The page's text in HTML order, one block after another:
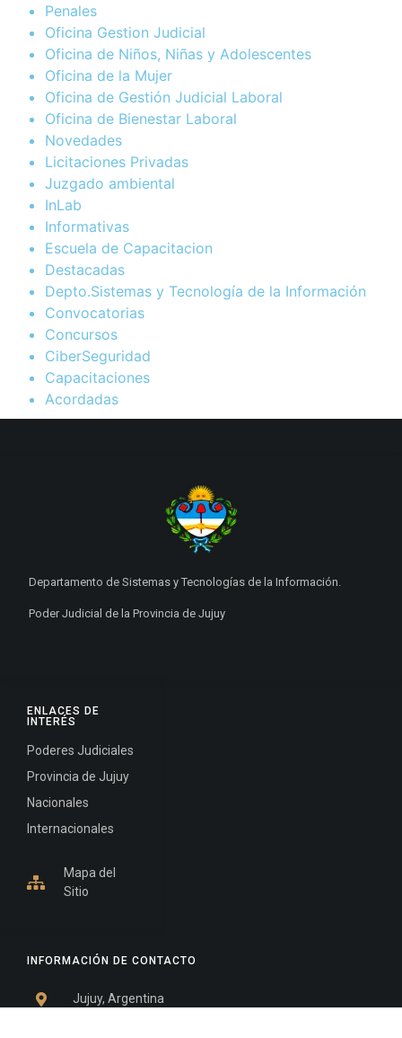
Penales
Oficina Gestion Judicial
Oficina de Niños, Niñas y Adolescentes
Oficina de la Mujer
Oficina de Gestión Judicial Laboral
Oficina de Bienestar Laboral
Novedades
Licitaciones Privadas
Juzgado ambiental
InLab
Informativas
Escuela de Capacitacion
Destacadas
Depto.Sistemas y Tecnología de la Información
Convocatorias
Concursos
CiberSeguridad
Capacitaciones
Acordadas
INFORMACIÓN DE CONTACTO
Jujuy, Argentina
ENLACES DE
INTERÉS
Poderes Judiciales
Provincia de Jujuy
Nacionales
Internacionales
Mapa del
Sitio
Departamento de Sistemas y Tecnologías de la Información.
Poder Judicial de la Provincia de Jujuy